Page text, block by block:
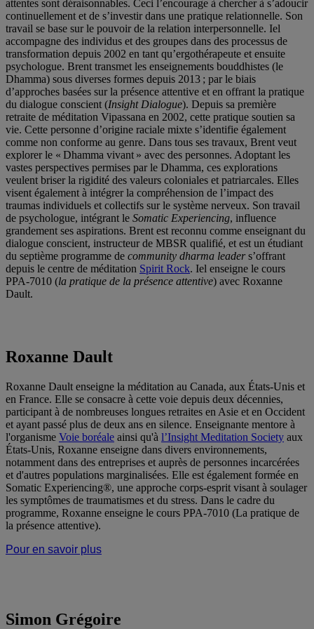
attentes sont déraisonnables. Ceci l’encourage à chercher à s’adoucir
continuellement et de s’investir dans une pratique relationnelle. Son
travail se base sur le pouvoir de la relation interpersonnelle. Iel
accompagne des individus et des groupes dans des processus de
transformation depuis 2002 en tant qu’ergothérapeute et ensuite
psychologue. Brent transmet les enseignements bouddhistes (le
Dhamma) sous diverses formes depuis 2013 ; par le biais
d’approches basées sur la présence attentive et en offrant la pratique
du dialogue conscient (Insight Dialogue). Depuis sa première
retraite de méditation Vipassana en 2002, cette pratique soutien sa
vie. Cette personne d’origine raciale mixte s’identifie également
comme non conforme au genre. Dans tous ses travaux, Brent veut
explorer le « Dhamma vivant » avec des personnes. Adoptant les
vastes perspectives permises par le Dhamma, ces explorations
veulent briser la rigidité des valeurs coloniales et patriarcales. Elles
visent également à intégrer la compréhension de l’impact des
traumas individuels et collectifs sur le système nerveux. Son travail
de psychologue, intégrant le Somatic Experiencing, influence
grandement ses aspirations. Brent est reconnu comme enseignant du
dialogue conscient, instructeur de MBSR qualifié, et est un étudiant
du septième programme de community dharma leaders’offrant
depuis le centre de méditation Spirit Rock. Iel enseigne le cours
PPA-7010 (la pratique de la présence attentive) avec Roxanne
Dault.
Roxanne Dault
Roxanne Dault enseigne la méditation au Canada, aux États-Unis et
en France. Elle se consacre à cette voie depuis deux décennies,
participant à de nombreuses longues retraites en Asie et en Occident
et ayant passé plus de deux ans en silence. Enseignante mentore à
l'organisme Voie boréale ainsi qu'à l’Insight Meditation Society aux
États-Unis, Roxanne enseigne dans divers environnements,
notamment dans des entreprises et auprès de personnes incarcérées
et d'autres populations marginalisées. Elle est également formée en
Somatic Experiencing®, une approche corps-esprit visant à soulager
les symptômes de traumatismes et du stress. Dans le cadre du
programme, Roxanne enseigne le cours PPA-7010 (La pratique de
la présence attentive).
Pour en savoir plus
Simon Grégoire